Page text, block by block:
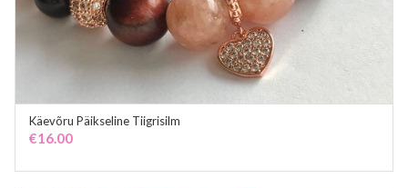
Käevõru Päikseline Tiigrisilm
€16.00